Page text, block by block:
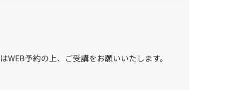
予約の上、ご受講をお願いいたします。